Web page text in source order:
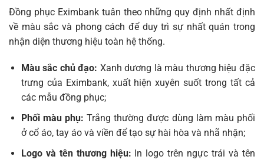
Đồng phục Eximbank tuân theo những quy định nhất định
về màu sắc và phong cách để duy trì sự nhất quán trong
nhận diện thương hiệu toàn hệ thống.
Màu sắc chủ đạo: Xanh dương là màu thương hiệu đặc
trưng của Eximbank, xuất hiện xuyên suốt trong tất cả
các mẫu đồng phục;
Phối màu phụ: Trắng thường được dùng làm màu phối
ở cổ áo, tay áo và viền để tạo sự hài hòa và nhã nhặn;
Logo và tên thương hiệu: In logo trên ngực trái và tên